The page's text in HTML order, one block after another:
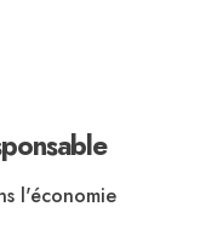
l'économie